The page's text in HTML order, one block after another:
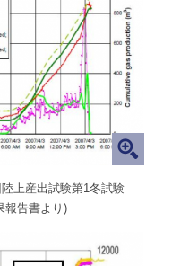
上産出試験第1冬試験
報告書より)